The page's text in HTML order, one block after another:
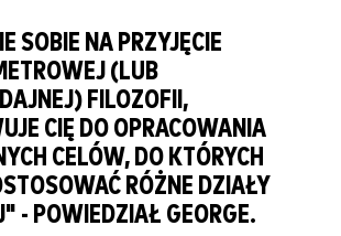
SOBIE NA PRZYJĘCIE
(LUB
FILOZOFII,
CIĘ DO OPRACOWANIA
CELÓW, DO KTÓRYCH
RÓŻNE DZIAŁY
- POWIEDZIAŁ GEORGE.